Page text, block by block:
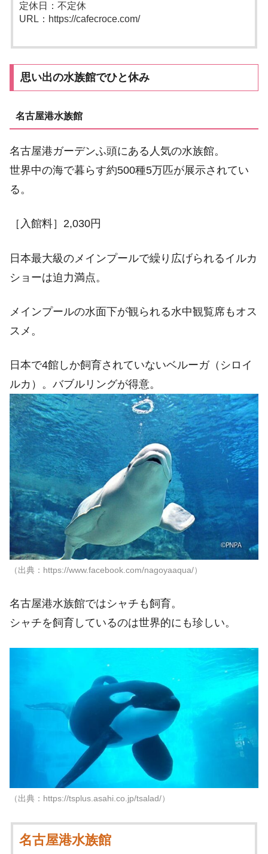
定休日：不定休
URL：https://cafecroce.com/
思い出の水族館でひと休み
名古屋港水族館
名古屋港ガーデンふ頭にある人気の水族館。
世界中の海で暮らす約500種5万匹が展示されてい
る。
［入館料］2,030円
日本最大級のメインプールで繰り広げられるイルカ
ショーは迫力満点。
メインプールの水面下が観られる水中観覧席もオス
スメ。
日本で4館しか飼育されていないベルーガ（シロイ
ルカ）。バブルリングが得意。
（出典：https://www.facebook.com/nagoyaaqua/）
名古屋港水族館ではシャチも飼育。
シャチを飼育しているのは世界的にも珍しい。
（出典：https://tsplus.asahi.co.jp/tsalad/）
名古屋港水族館